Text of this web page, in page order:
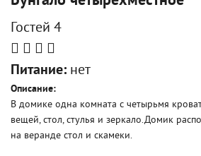
Гостей 4
Питание: нет
Описание:
В домике одна комната с четырьмя
вещей, стол, стулья и зеркало.Домик
на веранде стол и скамеки.